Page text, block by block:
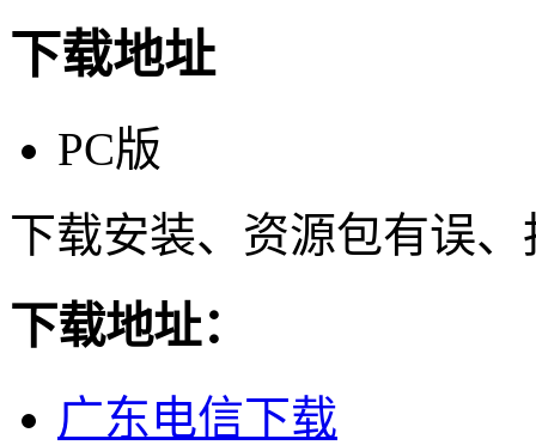
下载地址
PC版
下载安装、资源包有误
下载地址：
广东电信下载